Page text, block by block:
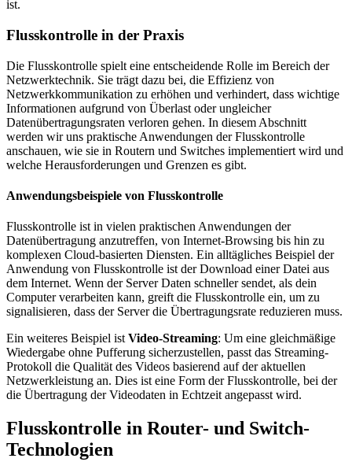
ist.
Flusskontrolle in der Praxis
Die Flusskontrolle spielt eine entscheidende Rolle im Bereich der
Netzwerktechnik. Sie trägt dazu bei, die Effizienz von
Netzwerkkommunikation zu erhöhen und verhindert, dass wichtige
Informationen aufgrund von Überlast oder ungleicher
Datenübertragungsraten verloren gehen. In diesem Abschnitt
werden wir uns praktische Anwendungen der Flusskontrolle
anschauen, wie sie in Routern und Switches implementiert wird und
welche Herausforderungen und Grenzen es gibt.
Anwendungsbeispiele von Flusskontrolle
Flusskontrolle ist in vielen praktischen Anwendungen der
Datenübertragung anzutreffen, von Internet-Browsing bis hin zu
komplexen Cloud-basierten Diensten. Ein alltägliches Beispiel der
Anwendung von Flusskontrolle ist der Download einer Datei aus
dem Internet. Wenn der Server Daten schneller sendet, als dein
Computer verarbeiten kann, greift die Flusskontrolle ein, um zu
signalisieren, dass der Server die Übertragungsrate reduzieren muss.
Ein weiteres Beispiel ist Video-Streaming: Um eine gleichmäßige
Wiedergabe ohne Pufferung sicherzustellen, passt das Streaming-
Protokoll die Qualität des Videos basierend auf der aktuellen
Netzwerkleistung an. Dies ist eine Form der Flusskontrolle, bei der
die Übertragung der Videodaten in Echtzeit angepasst wird.
Flusskontrolle in Router- und Switch-
Technologien